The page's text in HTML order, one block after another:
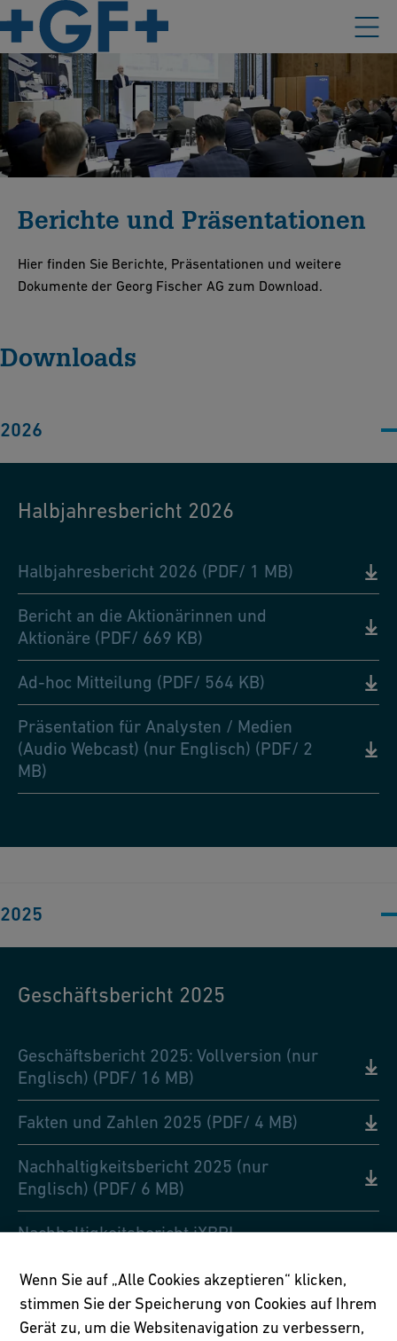
Berichte und Präsentationen
Hier finden Sie Berichte, Präsentationen und weitere
Dokumente der Georg Fischer AG zum Download.
Downloads
2026
Halbjahresbericht 2026
Halbjahresbericht 2026 (PDF/ 1 MB)
Bericht an die Aktionärinnen und
Aktionäre (PDF/ 669 KB)
Ad-hoc Mitteilung (PDF/ 564 KB)
Präsentation für Analysten / Medien
(Audio Webcast) (nur Englisch) (PDF/ 2
MB)
2025
Geschäftsbericht 2025
Geschäftsbericht 2025: Vollversion (nur
Englisch) (PDF/ 16 MB)
Fakten und Zahlen 2025 (PDF/ 4 MB)
Nachhaltigkeitsbericht 2025 (nur
Englisch) (PDF/ 6 MB)
Nachhaltigkeitsbericht iXBRL
Bericht an die Aktionäre 2025 (PDF/ 584
KB)
Wenn Sie auf „Alle Cookies akzeptieren“ klicken,
stimmen Sie der Speicherung von Cookies auf Ihrem
Gerät zu, um die Websitenavigation zu verbessern,